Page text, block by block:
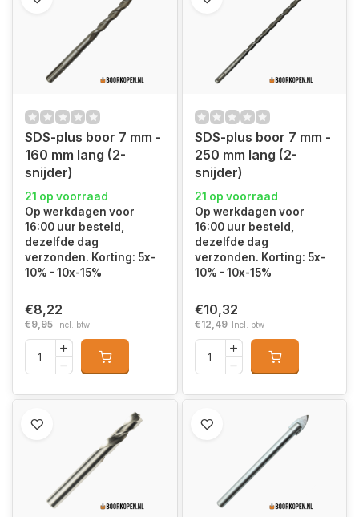
SDS-plus boor 7 mm -
160 mm lang (2-
snijder)
21 op voorraad
Op werkdagen voor
16:00 uur besteld,
dezelfde dag
verzonden. Korting: 5x-
10% - 10x-15%
€8,22
€9,95 Incl. btw
SDS-plus boor 7 mm -
250 mm lang (2-
snijder)
21 op voorraad
Op werkdagen voor
16:00 uur besteld,
dezelfde dag
verzonden. Korting: 5x-
10% - 10x-15%
€10,32
€12,49 Incl. btw